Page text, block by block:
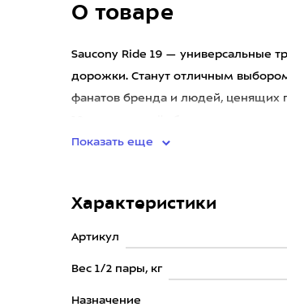
О товаре
Saucony Ride 19 — универсальные
дорожки. Станут отличным
фанатов бренда и людей, ценящих
Показать еще
Характеристики
Артикул
Вес 1/2 пары, кг
Назначение